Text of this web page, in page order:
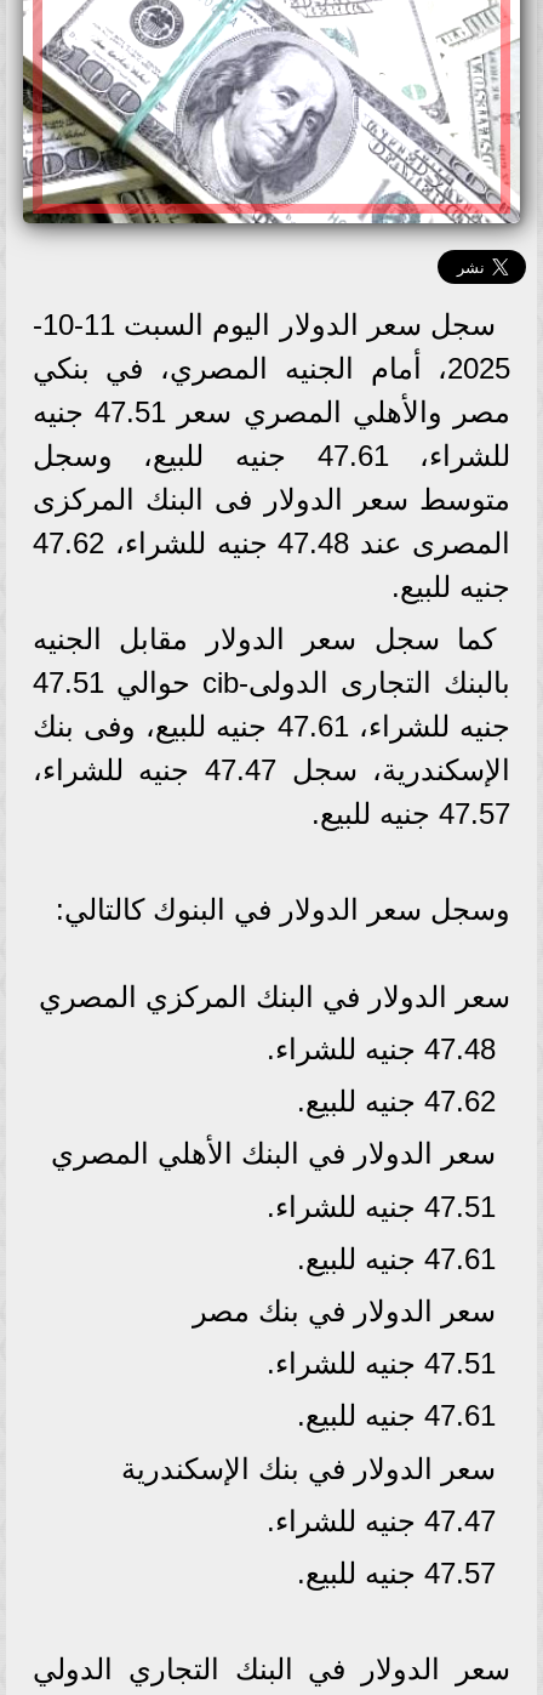
سجل سعر الدولار اليوم السبت 11-10-
2025، أمام الجنيه المصري، في بنكي
مصر والأهلي المصري سعر 47.51 جنيه
للشراء، 47.61 جنيه للبيع، وسجل
متوسط سعر الدولار فى البنك المركزى
المصرى عند 47.48 جنيه للشراء، 47.62
جنيه للبيع.
كما سجل سعر الدولار مقابل الجنيه
بالبنك التجارى الدولى-cib حوالي 47.51
جنيه للشراء، 47.61 جنيه للبيع، وفى بنك
الإسكندرية، سجل 47.47 جنيه للشراء،
47.57 جنيه للبيع.
وسجل سعر الدولار في البنوك كالتالي:
سعر الدولار في البنك المركزي المصري
47.48 جنيه للشراء.
47.62 جنيه للبيع.
سعر الدولار في البنك الأهلي المصري
47.51 جنيه للشراء.
47.61 جنيه للبيع.
سعر الدولار في بنك مصر
47.51 جنيه للشراء.
47.61 جنيه للبيع.
سعر الدولار في بنك الإسكندرية
47.47 جنيه للشراء.
47.57 جنيه للبيع.
سعر الدولار في البنك التجاري الدولي